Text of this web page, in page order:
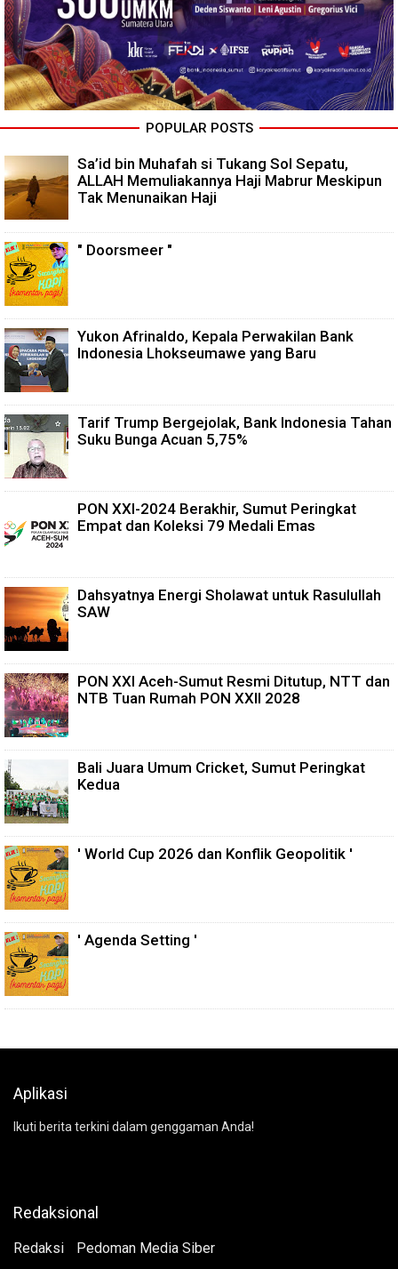
POPULAR POSTS
Sa’id bin Muhafah si Tukang Sol Sepatu,
ALLAH Memuliakannya Haji Mabrur Meskipun
Tak Menunaikan Haji
" Doorsmeer "
Yukon Afrinaldo, Kepala Perwakilan Bank
Indonesia Lhokseumawe yang Baru
Tarif Trump Bergejolak, Bank Indonesia Tahan
Suku Bunga Acuan 5,75%
PON XXI-2024 Berakhir, Sumut Peringkat
Empat dan Koleksi 79 Medali Emas
Dahsyatnya Energi Sholawat untuk Rasulullah
SAW
PON XXI Aceh-Sumut Resmi Ditutup, NTT dan
NTB Tuan Rumah PON XXII 2028
Bali Juara Umum Cricket, Sumut Peringkat
Kedua
' World Cup 2026 dan Konflik Geopolitik '
' Agenda Setting '
Aplikasi
Ikuti berita terkini dalam genggaman Anda!
Redaksional
Redaksi Pedoman Media Siber